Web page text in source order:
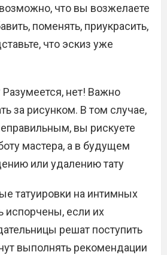
что вы возжелаете
поменять, приукрасить,
что эскиз уже
нет! Важно
за рисунком. В том случае,
вы рискуете
мастера, а в будущем
или удалению тату
татуировки на интимных
испорчены, если их
решат поступить
выполнять рекомендации